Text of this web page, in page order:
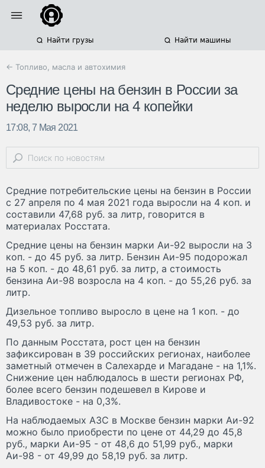
Найти грузы Найти машины
← Топливо, масла и автохимия
Средние цены на бензин в России за
неделю выросли на 4 копейки
17:08, 7 Мая 2021
Средние потребительские цены на бензин в России
с 27 апреля по 4 мая 2021 года выросли на 4 коп. и
составили 47,68 руб. за литр, говорится в
материалах Росстата.
Средние цены на бензин марки Аи-92 выросли на 3
коп. - до 45 руб. за литр. Бензин Аи-95 подорожал
на 5 коп. - до 48,61 руб. за литр, а стоимость
бензина Аи-98 возросла на 4 коп. - до 55,26 руб. за
литр.
Дизельное топливо выросло в цене на 1 коп. - до
49,53 руб. за литр.
По данным Росстата, рост цен на бензин
зафиксирован в 39 российских регионах, наиболее
заметный отмечен в Салехарде и Магадане - на 1,1%.
Снижение цен наблюдалось в шести регионах РФ,
более всего бензин подешевел в Кирове и
Владивостоке - на 0,3%.
На наблюдаемых АЗС в Москве бензин марки Аи-92
можно было приобрести по цене от 44,29 до 45,8
руб., марки Аи-95 - от 48,6 до 51,99 руб., марки
Аи-98 - от 49,99 до 58,19 руб. за литр.